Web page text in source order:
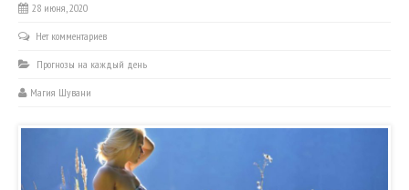
28 июня, 2020
Нет комментариев
Прогнозы на каждый день
Магия Шувани